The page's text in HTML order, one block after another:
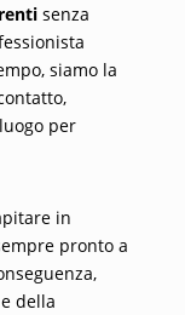
senza
siamo la
per
in
pronto a
della